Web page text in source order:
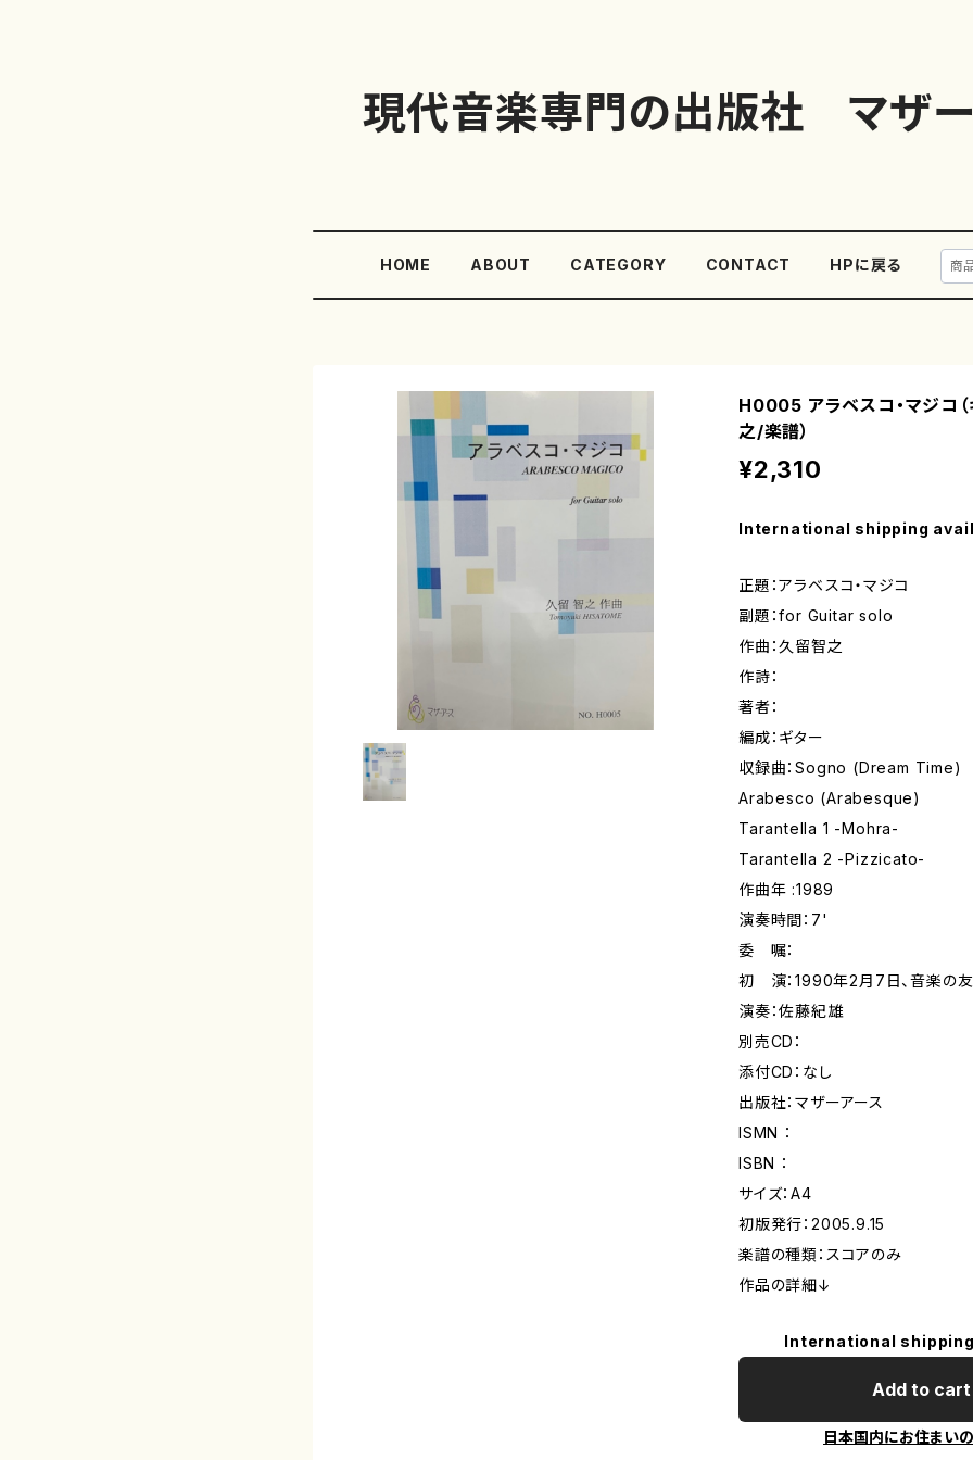
現代音楽専門の出版社 マザー
HOME ABOUT CATEGORY CONTACT HPに戻る
H0005 アラベスコ・マジコ
之/楽譜）
¥2,310
International shipping
正題：アラベスコ・マジコ
副題：for Guitar solo
作曲：久留智之
作詩：
著者：
編成：ギター
収録曲：Sogno (Dream Time)
Arabesco (Arabesque)
Tarantella 1 -Mohra-
Tarantella 2 -Pizzicato-
作曲年 :1989
演奏時間：7'
委 嘱：
初 演：1990年2月7日、音楽の
演奏：佐藤紀雄
別売CD：
添付CD：なし
出版社：マザーアース
ISMN ：
ISBN ：
サイズ：A4
初版発行：2005.9.15
楽譜の種類：スコアのみ
作品の詳細↓
International
Add to cart
日本国内にお住まい